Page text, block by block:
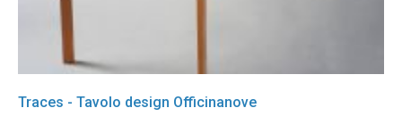
Traces - Tavolo design Officinanove